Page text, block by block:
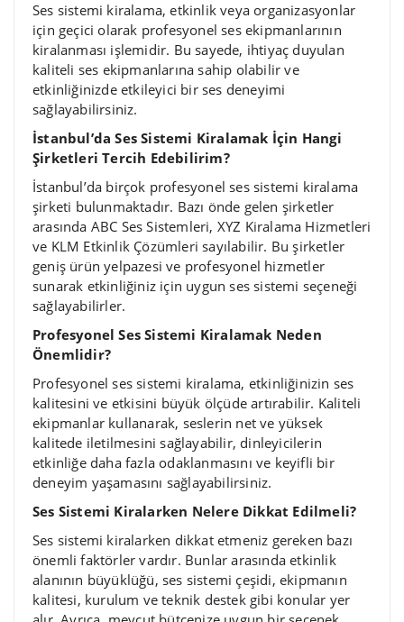
Ses sistemi kiralama, etkinlik veya organizasyonlar
için geçici olarak profesyonel ses ekipmanlarının
kiralanması işlemidir. Bu sayede, ihtiyaç duyulan
kaliteli ses ekipmanlarına sahip olabilir ve
etkinliğinizde etkileyici bir ses deneyimi
sağlayabilirsiniz.
İstanbul’da Ses Sistemi Kiralamak İçin Hangi
Şirketleri Tercih Edebilirim?
İstanbul’da birçok profesyonel ses sistemi kiralama
şirketi bulunmaktadır. Bazı önde gelen şirketler
arasında ABC Ses Sistemleri, XYZ Kiralama Hizmetleri
ve KLM Etkinlik Çözümleri sayılabilir. Bu şirketler
geniş ürün yelpazesi ve profesyonel hizmetler
sunarak etkinliğiniz için uygun ses sistemi seçeneği
sağlayabilirler.
Profesyonel Ses Sistemi Kiralamak Neden
Önemlidir?
Profesyonel ses sistemi kiralama, etkinliğinizin ses
kalitesini ve etkisini büyük ölçüde artırabilir. Kaliteli
ekipmanlar kullanarak, seslerin net ve yüksek
kalitede iletilmesini sağlayabilir, dinleyicilerin
etkinliğe daha fazla odaklanmasını ve keyifli bir
deneyim yaşamasını sağlayabilirsiniz.
Ses Sistemi Kiralarken Nelere Dikkat Edilmeli?
Ses sistemi kiralarken dikkat etmeniz gereken bazı
önemli faktörler vardır. Bunlar arasında etkinlik
alanının büyüklüğü, ses sistemi çeşidi, ekipmanın
kalitesi, kurulum ve teknik destek gibi konular yer